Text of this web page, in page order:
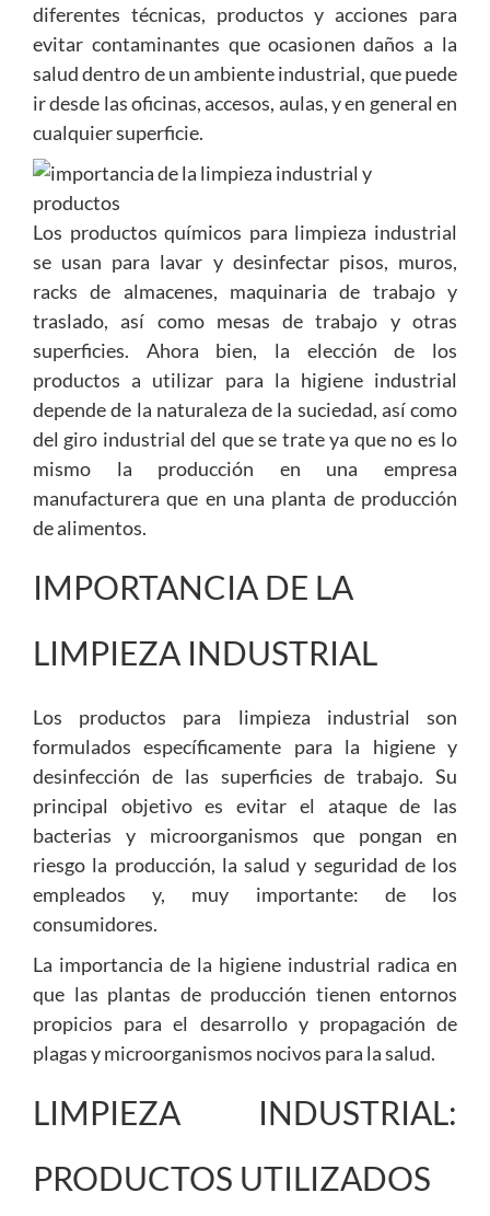
diferentes técnicas, productos y acciones para
evitar contaminantes que ocasionen daños a la
salud dentro de un ambiente industrial, que puede
ir desde las oficinas, accesos, aulas, y en general en
cualquier superficie.
Los productos químicos para limpieza industrial
se usan para lavar y desinfectar pisos, muros,
racks de almacenes, maquinaria de trabajo y
traslado, así como mesas de trabajo y otras
superficies. Ahora bien, la elección de los
productos a utilizar para la higiene industrial
depende de la naturaleza de la suciedad, así como
del giro industrial del que se trate ya que no es lo
mismo la producción en una empresa
manufacturera que en una planta de producción
de alimentos.
IMPORTANCIA DE LA
LIMPIEZA INDUSTRIAL
Los productos para limpieza industrial son
formulados específicamente para la higiene y
desinfección de las superficies de trabajo. Su
principal objetivo es evitar el ataque de las
bacterias y microorganismos que pongan en
riesgo la producción, la salud y seguridad de los
empleados y, muy importante: de los
consumidores.
La importancia de la higiene industrial radica en
que las plantas de producción tienen entornos
propicios para el desarrollo y propagación de
plagas y microorganismos nocivos para la salud.
LIMPIEZA INDUSTRIAL:
PRODUCTOS UTILIZADOS